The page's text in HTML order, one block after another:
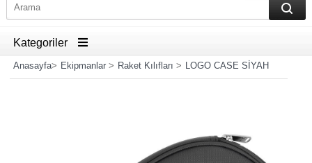
Kategoriler
Anasayfa> Ekipmanlar> Raket Kılıfları > LOGO CASE SİYAH